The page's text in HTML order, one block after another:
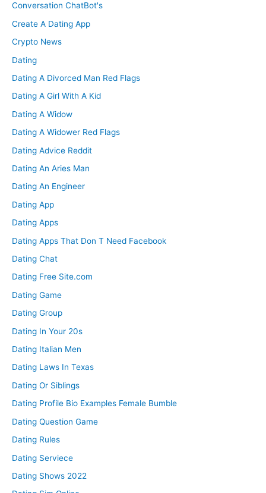
Conversation ChatBot's
Create A Dating App
Crypto News
Dating
Dating A Divorced Man Red Flags
Dating A Girl With A Kid
Dating A Widow
Dating A Widower Red Flags
Dating Advice Reddit
Dating An Aries Man
Dating An Engineer
Dating App
Dating Apps
Dating Apps That Don T Need Facebook
Dating Chat
Dating Free Site.com
Dating Game
Dating Group
Dating In Your 20s
Dating Italian Men
Dating Laws In Texas
Dating Or Siblings
Dating Profile Bio Examples Female Bumble
Dating Question Game
Dating Rules
Dating Serviece
Dating Shows 2022